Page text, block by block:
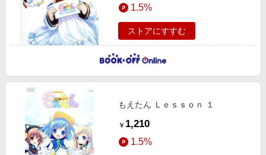
1.5%
ストアにすすむ
もえたん Ｌｅｓｓｏｎ １
￥ 1,210
1.5%